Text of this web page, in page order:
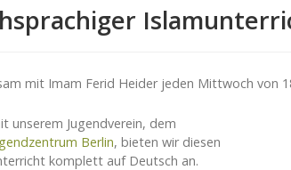
mit Imam Ferid Heider jeden Mittwoch von
unserem Jugendverein, dem
Berlin, bieten wir diesen
komplett auf Deutsch an.